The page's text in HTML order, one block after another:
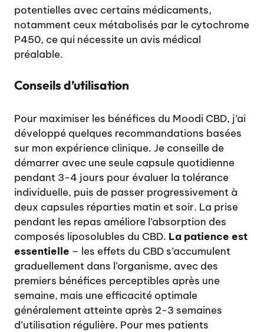
potentielles avec certains médicaments,
notamment ceux métabolisés par le cytochrome
P450, ce qui nécessite un avis médical
préalable.
Conseils d’utilisation
Pour maximiser les bénéfices du Moodi CBD, j’ai
développé quelques recommandations basées
sur mon expérience clinique. Je conseille de
démarrer avec une seule capsule quotidienne
pendant 3-4 jours pour évaluer la tolérance
individuelle, puis de passer progressivement à
deux capsules réparties matin et soir. La prise
pendant les repas améliore l’absorption des
composés liposolubles du CBD. La patience est
essentielle – les effets du CBD s’accumulent
graduellement dans l’organisme, avec des
premiers bénéfices perceptibles après une
semaine, mais une efficacité optimale
généralement atteinte après 2-3 semaines
d’utilisation régulière. Pour mes patients